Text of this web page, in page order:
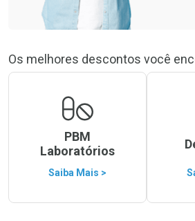
Os melhores descontos você
PBM
Laboratórios
Saiba Mais >